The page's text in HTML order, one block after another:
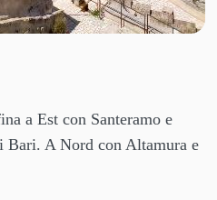
a Est con Santeramo e
A Nord con Altamura e